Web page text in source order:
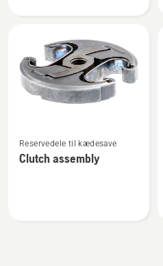
flere
detaljer
Reservedele til kædesave
Clutch assembly